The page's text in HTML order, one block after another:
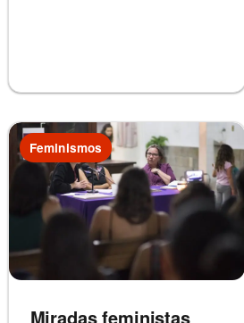
Feminismos
Miradas feministas